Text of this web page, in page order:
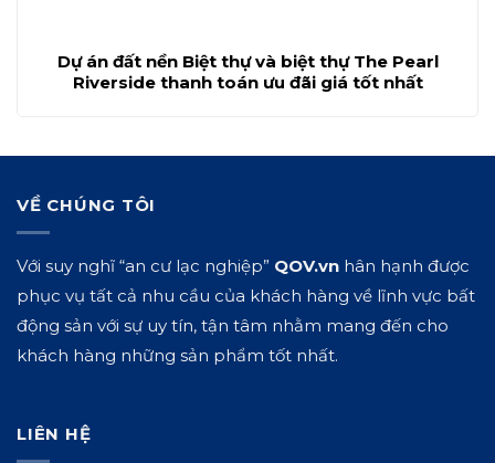
Dự án đất nền Biệt thự và biệt thự The Pearl
Riverside thanh toán ưu đãi giá tốt nhất
VỀ CHÚNG TÔI
Với suy nghĩ “an cư lạc nghiệp” QOV.vn hân hạnh được
phục vụ tất cả nhu cầu của khách hàng về lĩnh vực bất
động sản với sự uy tín, tận tâm nhằm mang đến cho
khách hàng những sản phẩm tốt nhất.
LIÊN HỆ